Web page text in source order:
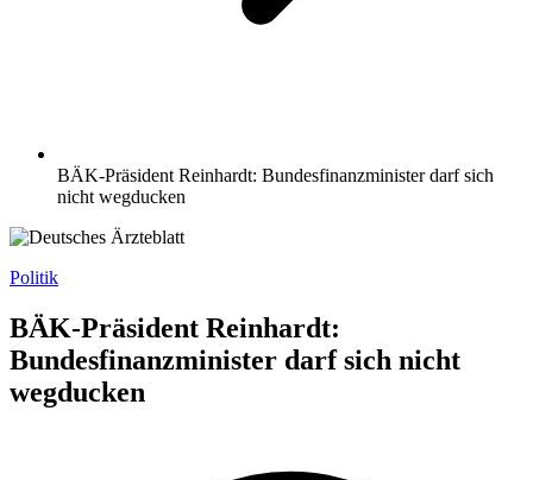
BÄK-Präsident Reinhardt: Bundesfinanzminister darf sich
nicht wegducken
Politik
BÄK-Präsident Reinhardt:
Bundesfinanzminister darf sich nicht
wegducken